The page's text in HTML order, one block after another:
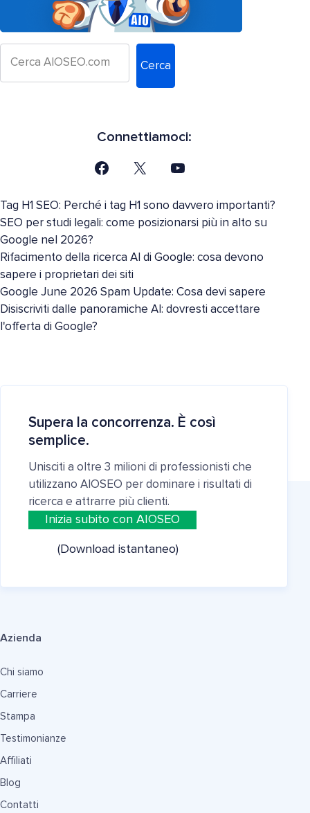
Cerca
Connettiamoci:
Tag H1 SEO: Perché i tag H1 sono davvero importanti?
SEO per studi legali: come posizionarsi più in alto su
Google nel 2026?
Rifacimento della ricerca AI di Google: cosa devono
sapere i proprietari dei siti
Google June 2026 Spam Update: Cosa devi sapere
Disiscriviti dalle panoramiche AI: dovresti accettare
l'offerta di Google?
Supera la concorrenza. È così
semplice.
Unisciti a oltre 3 milioni di professionisti che
utilizzano AIOSEO per dominare i risultati di
ricerca e attrarre più clienti.
Inizia subito con AIOSEO
(Download istantaneo)
Azienda
Chi siamo
Carriere
Stampa
Testimonianze
Affiliati
Blog
Contatti